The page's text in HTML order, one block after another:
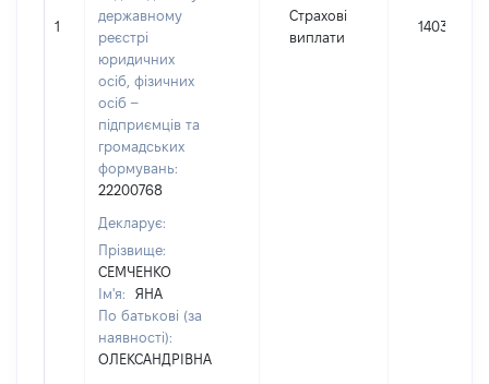
1
державному
реєстрі
юридичних
осіб, фізичних
осіб –
підприємців та
громадських
формувань:
22200768
Декларує:
Прізвище:
СЕМЧЕНКО
Ім'я:
ЯНА
По батькові (за
наявності):
ОЛЕКСАНДРІВНА
Страхові
виплати
1403